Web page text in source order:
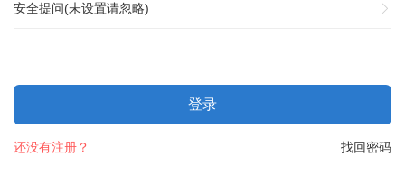
安全提问(未设置请忽略)
登录
找回密码
还没有注册？